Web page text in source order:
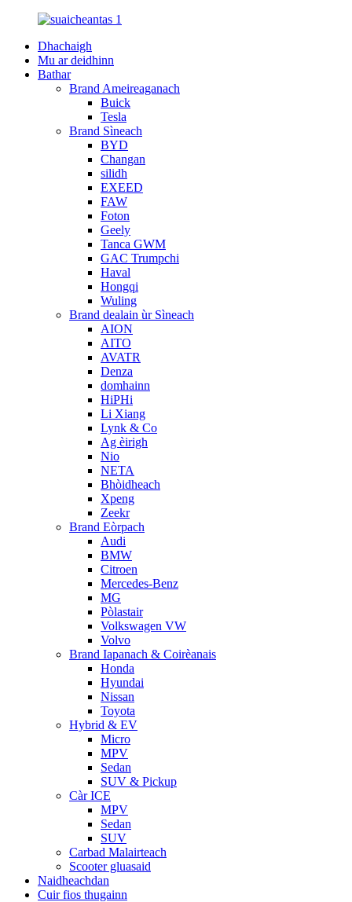
Dhachaigh
Mu ar deidhinn
Bathar
Brand Ameireaganach
Buick
Tesla
Brand Sìneach
BYD
Changan
silidh
EXEED
FAW
Foton
Geely
Tanca GWM
GAC Trumpchi
Haval
Hongqi
Wuling
Brand dealain ùr Sìneach
AION
AITO
AVATR
Denza
domhainn
HiPHi
Li Xiang
Lynk & Co
Ag èirigh
Nio
NETA
Bhòidheach
Xpeng
Zeekr
Brand Eòrpach
Audi
BMW
Citroen
Mercedes-Benz
MG
Pòlastair
Volkswagen VW
Volvo
Brand Iapanach & Coirèanais
Honda
Hyundai
Nissan
Toyota
Hybrid & EV
Micro
MPV
Sedan
SUV & Pickup
Càr ICE
MPV
Sedan
SUV
Carbad Malairteach
Scooter gluasaid
Naidheachdan
Cuir fios thugainn